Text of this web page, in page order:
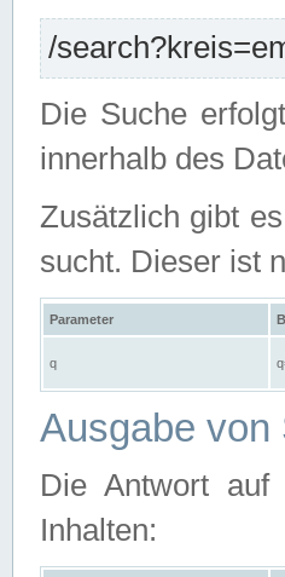
/
Die Suche
innerhalb des
Zusätzlich gibt
sucht. Dieser ist
Parameter
q
Ausgabe von
Die Antwort auf
Inhalten: